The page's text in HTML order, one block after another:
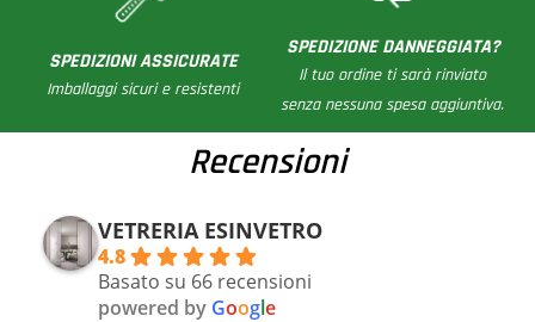
SPEDIZIONI ASSICURATE
Imballaggi sicuri e resistenti
SPEDIZIONE DANNEGGIATA?
Il tuo ordine ti sarà rinviato
senza nessuna spesa aggiuntiva.
Recensioni
VETRERIA ESINVETRO
4.8
Basato su 66 recensioni
powered by Google